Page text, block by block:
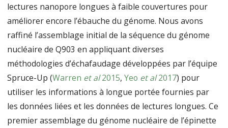
lectures nanopore longues à faible couvertures pour
améliorer encore l’ébauche du génome. Nous avons
raffiné l’assemblage initial de la séquence du génome
nucléaire de Q903 en appliquant diverses
méthodologies d’échafaudage développées par l’équipe
Spruce-Up (Warren et al2015,Yeo et al2017) pour
utiliser les informations à longue portée fournies par
les données liées et les données de lectures longues. Ce
premier assemblage du génome nucléaire de l’épinette